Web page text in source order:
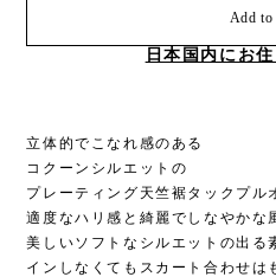
Add to
日本国内にお
立体的でこなれ感のある
コクーンシルエットの
プレーティング天竺裾タックプル
適度なハリ感と綺麗でしなやかな
美しいソフトなシルエットの出る
インしなくてもスカート合わせは